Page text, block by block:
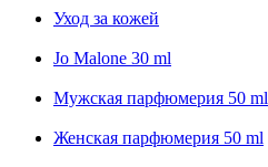
Уход за кожей
Jo Malone 30 ml
Мужская парфюмерия 50 ml
Женская парфюмерия 50 ml